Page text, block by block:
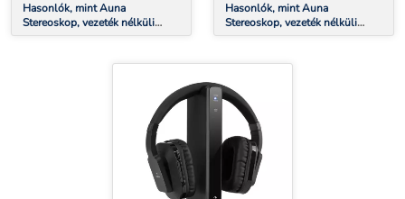
AKKUMULÁTOR,
FEHÉR
Hasonlók, mint Auna
Stereoskop, vezeték nélküli
fejhallgató sztetoszkóp
GHz, TV/HiFi/CD/MP3,
AKKUMULÁTOR,
SZÜRKE
Hasonlók, mint Auna
Stereoskop, vezeték nélküli
fejhallgató sztetoszkóp
GHz, TV/HiFi/CD/MP3,